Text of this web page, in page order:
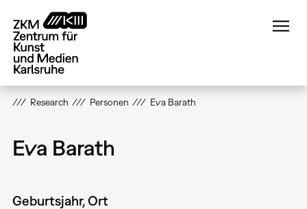
zum
Inhalt
Research Personen Eva Barath
Eva Barath
Geburtsjahr, Ort